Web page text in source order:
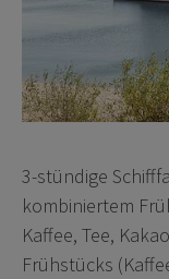
3-stündige
kombiniertem
Kaffee, Tee,
Frühstücks